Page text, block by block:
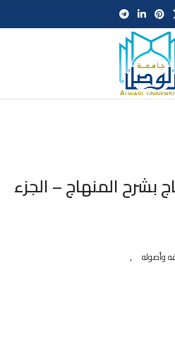
بشرح المنهاج – الجزء
,
وأصوله